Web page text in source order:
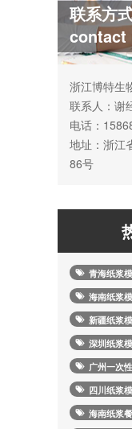
联系方
contact
浙江博特生
联系人：谢
电话：
地址：浙江
86号
青海纸浆
海南纸浆
新疆纸浆
深圳纸浆
广州一次
四川纸浆
海南纸浆